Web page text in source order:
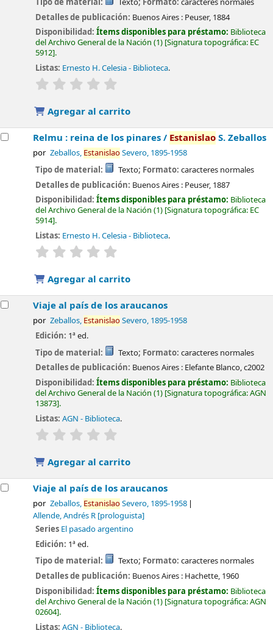
Detalles de publicación: Buenos Aires : Peuser, 1884
Disponibilidad:Ítems disponibles para préstamo: Biblioteca
del Archivo General de la Nación (1) Signatura topográfica: EC
5912 .
Listas: Ernesto H. Celesia - Biblioteca.
valoración
Agregar al carrito
Relmu : reina de los pinares / EstanislaoS. Zeballos
por Zeballos, EstanislaoSevero, 1895-1958
Tipo de material: Texto; Formato: caracteres normales
Detalles de publicación: Buenos Aires : Peuser, 1887
Disponibilidad:Ítems disponibles para préstamo: Biblioteca
del Archivo General de la Nación (1) Signatura topográfica: EC
5914 .
Listas: Ernesto H. Celesia - Biblioteca.
valoración
Agregar al carrito
Viaje al país de los araucanos
por Zeballos, EstanislaoSevero, 1895-1958
Edición: 1ª ed.
Tipo de material:
Texto; Formato: caracteres normales
Detalles de publicación: Buenos Aires : Elefante Blanco,c2002
Disponibilidad:Ítems disponibles para préstamo: Biblioteca
del Archivo General de la Nación (1) Signatura topográfica:AGN
13873 .
Listas: AGN - Biblioteca.
valoración
Agregar al carrito
Viaje al país de los araucanos
por Zeballos, EstanislaoSevero, 1895-1958
Allende, Andrés R [prologuista]
Series El pasado argentino
Edición: 1ª ed.
Tipo de material:
Texto; Formato: caracteres normales
Detalles de publicación: Buenos Aires : Hachette, 1960
Disponibilidad:Ítems disponibles para préstamo: Biblioteca
del Archivo General de la Nación (1) Signatura topográfica:AGN
02604 .
Listas: AGN - Biblioteca.